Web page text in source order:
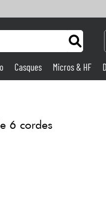
Casques Micros & HF
6 cordes